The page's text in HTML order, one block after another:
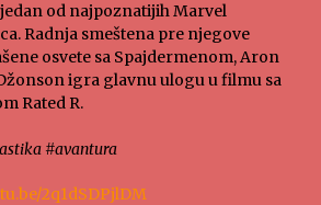
months ago
ZA TOPLIČANIN NA MEĐUNARODNOJ
РУПА ДА ПРОПАДНЕШ”
od najpoznatijih Marvel
Radnja smeštena pre njegove
osvete sa Spajdermenom, Aron
igra glavnu ulogu u filmu sa
Rated R.
#avantura
2q1dSDPjlDM